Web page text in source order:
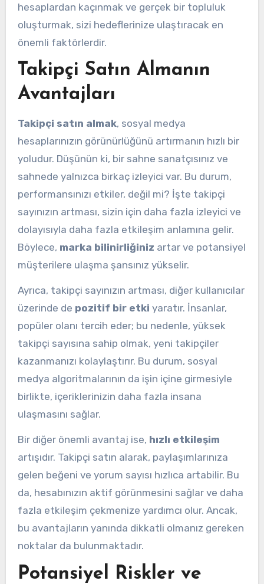
hesaplardan kaçınmak ve gerçek bir topluluk
oluşturmak, sizi hedeflerinize ulaştıracak en
önemli faktörlerdir.
Takipçi Satın Almanın
Avantajları
Takipçi satın almak, sosyal medya
hesaplarınızın görünürlüğünü artırmanın hızlı bir
yoludur. Düşünün ki, bir sahne sanatçısınız ve
sahnede yalnızca birkaç izleyici var. Bu durum,
performansınızı etkiler, değil mi? İşte takipçi
sayınızın artması, sizin için daha fazla izleyici ve
dolayısıyla daha fazla etkileşim anlamına gelir.
Böylece, marka bilinirliğiniz artar ve potansiyel
müşterilere ulaşma şansınız yükselir.
Ayrıca, takipçi sayınızın artması, diğer kullanıcılar
üzerinde de pozitif bir etki yaratır. İnsanlar,
popüler olanı tercih eder; bu nedenle, yüksek
takipçi sayısına sahip olmak, yeni takipçiler
kazanmanızı kolaylaştırır. Bu durum, sosyal
medya algoritmalarının da işin içine girmesiyle
birlikte, içeriklerinizin daha fazla insana
ulaşmasını sağlar.
Bir diğer önemli avantaj ise, hızlı etkileşim
artışıdır. Takipçi satın alarak, paylaşımlarınıza
gelen beğeni ve yorum sayısı hızlıca artabilir. Bu
da, hesabınızın aktif görünmesini sağlar ve daha
fazla etkileşim çekmenize yardımcı olur. Ancak,
bu avantajların yanında dikkatli olmanız gereken
noktalar da bulunmaktadır.
Potansiyel Riskler ve